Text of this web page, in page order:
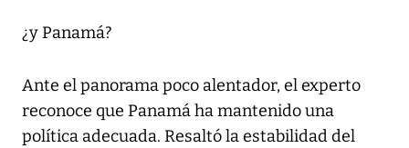
¿y Panamá?
Ante el panorama poco alentador, el experto
reconoce que Panamá ha mantenido una
política adecuada. Resaltó la estabilidad del